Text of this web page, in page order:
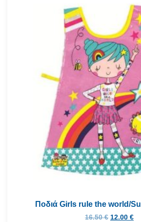
Ποδιά Girls rule the world/
16.50€ 12.00 €